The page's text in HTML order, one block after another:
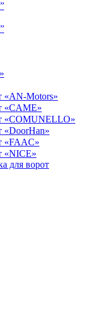
«AN-Motors»
«CAME»
«COMUNELLO»
«DoorHan»
«FAAC»
«NICE»
для ворот